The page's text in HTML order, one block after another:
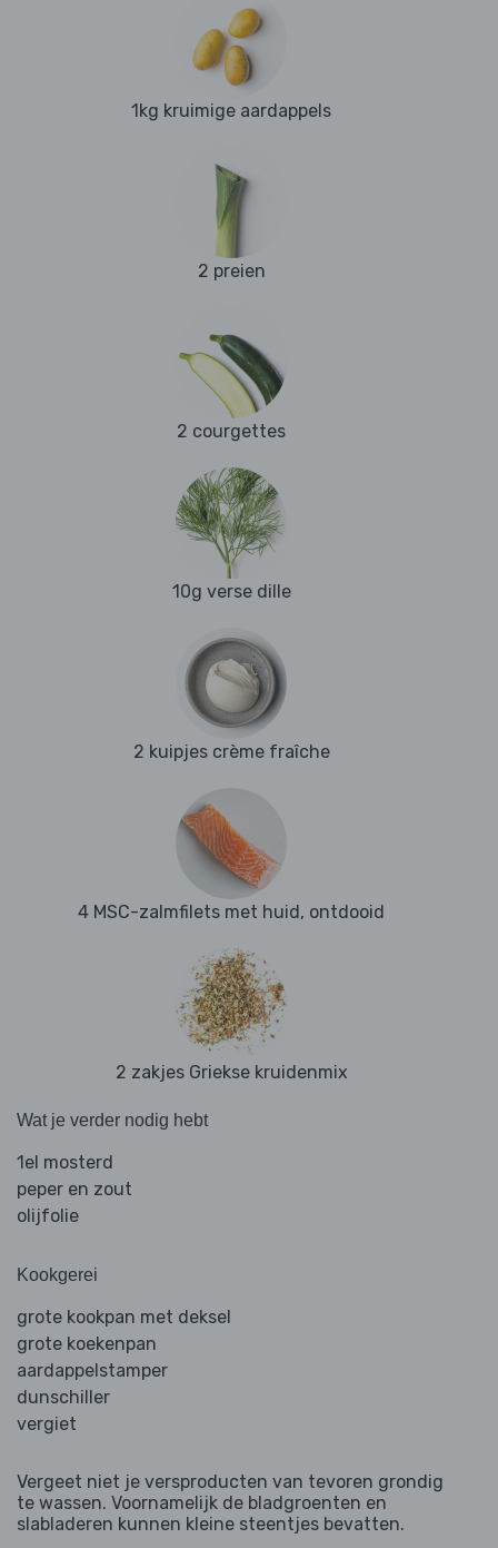
1kg kruimige aardappels
2 preien
2 courgettes
10g verse dille
2 kuipjes crème fraîche
4 MSC-zalmfilets met huid, ontdooid
2 zakjes Griekse kruidenmix
Wat je verder nodig hebt
1el mosterd
peper en zout
olijfolie
Kookgerei
grote kookpan met deksel
grote koekenpan
aardappelstamper
dunschiller
vergiet
Vergeet niet je versproducten van tevoren grondig
te wassen. Voornamelijk de bladgroenten en
slabladeren kunnen kleine steentjes bevatten.